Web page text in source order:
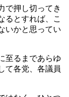
で押し切ってき
るとすれば、こ
いかと思ってい
至るまであらゆ
て各党、各議員